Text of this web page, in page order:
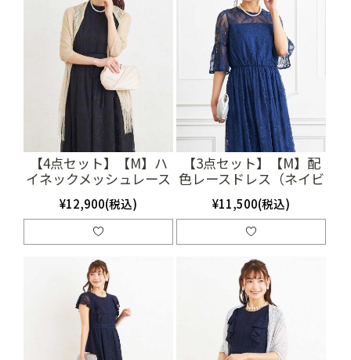
【4点セット】【M】ハ
イネックメッシュレース
ドレス（ブラック）
(SET3231)
¥12,900(税込)
【3点セット】【M】配
色レースドレス（ネイビ
ー）(SET3176)
¥11,500(税込)